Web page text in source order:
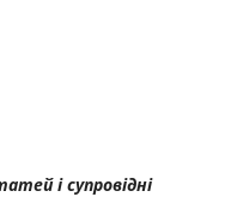
і супровідні